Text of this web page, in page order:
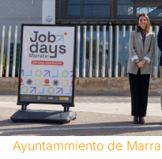
Ayuntammiento de